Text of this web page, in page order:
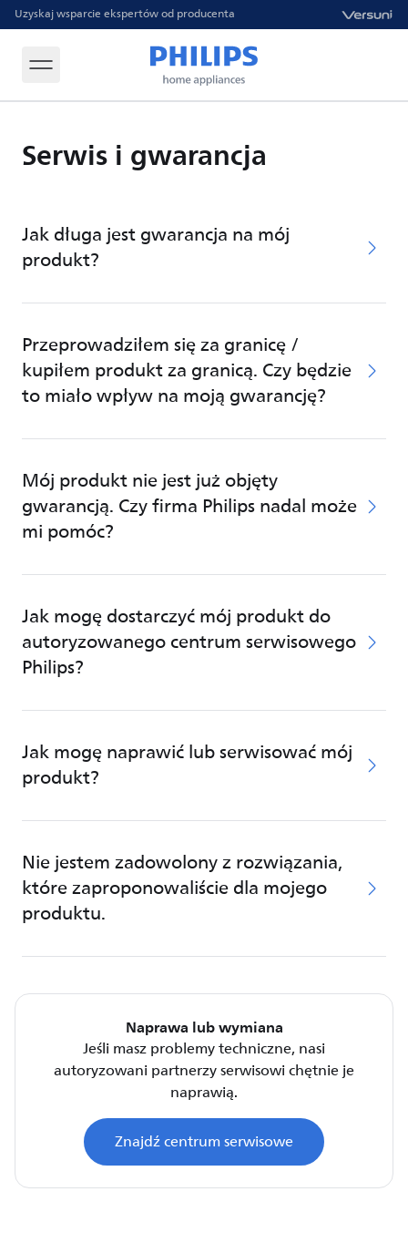
Uzyskaj wsparcie ekspertów od producenta
Serwis i gwarancja
Jak długa jest gwarancja na mój
produkt?
Przeprowadziłem się za granicę /
kupiłem produkt za granicą. Czy będzie
to miało wpływ na moją gwarancję?
Mój produkt nie jest już objęty
gwarancją. Czy firma Philips nadal może
mi pomóc?
Jak mogę dostarczyć mój produkt do
autoryzowanego centrum serwisowego
Philips?
Jak mogę naprawić lub serwisować mój
produkt?
Nie jestem zadowolony z rozwiązania,
które zaproponowaliście dla mojego
produktu.
Naprawa lub wymiana
Jeśli masz problemy techniczne, nasi
autoryzowani partnerzy serwisowi chętnie je
naprawią.
Znajdź centrum serwisowe